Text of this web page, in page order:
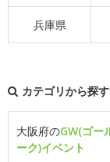
兵庫県
カテゴリから探す
大阪府のGW(ゴー
ーク)イベント